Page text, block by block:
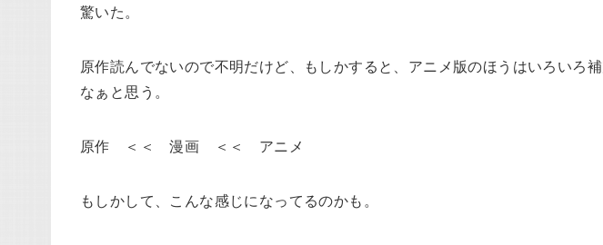
驚いた。
原作読んでないので不明だけど、もしかすると、アニメ版のほうはいろいろ
なぁと思う。
原作 ＜＜ 漫画 ＜＜ アニメ
もしかして、こんな感じになってるのかも。